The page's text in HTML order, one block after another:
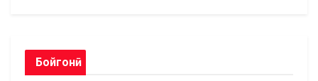
Бойгонӣ